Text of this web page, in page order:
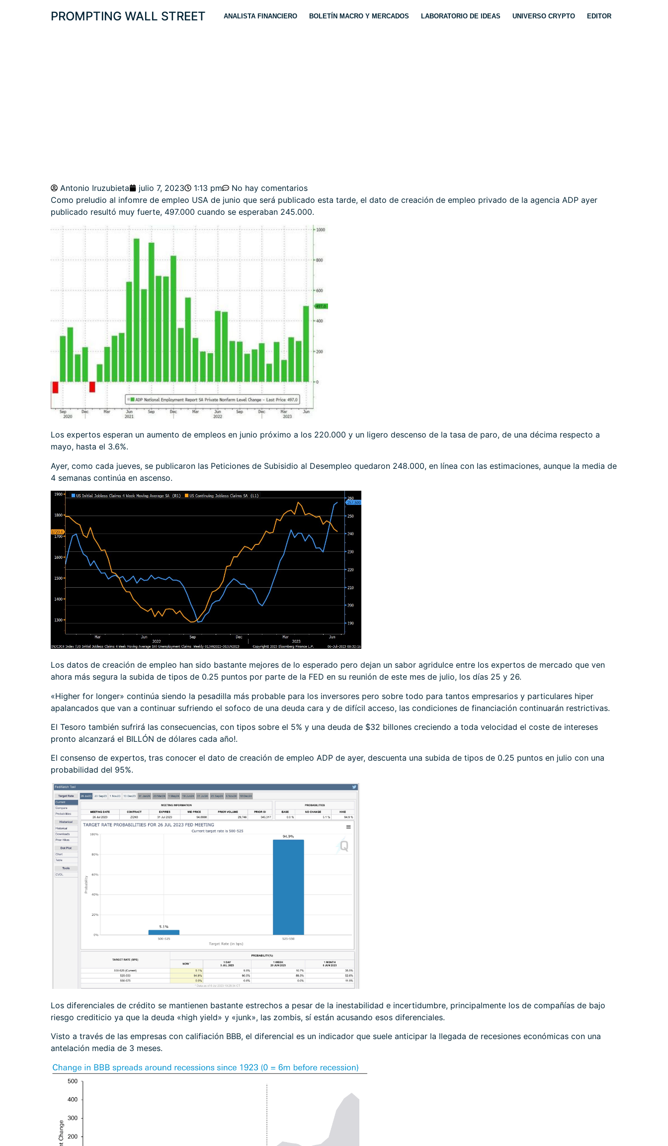
PROMPTING WALL STREET ANALISTA FINANCIERO BOLETÍN MACRO Y MERCADOS LABORATORIO DE IDEAS UNIVERSO CRYPTO EDITOR
Antonio Iruzubieta julio 7, 2023 1:13 pm
No hay comentarios
Como preludio al infomre de empleo USA de junio que será publicado esta tarde, el dato de creación de empleo privado de la agencia ADP ayer
publicado resultó muy fuerte, 497.000 cuando se esperaban 245.000.
Los expertos esperan un aumento de empleos en junio próximo a los 220.000 y un ligero descenso de la tasa de paro, de una décima respecto a
mayo, hasta el 3.6%.
Ayer, como cada jueves, se publicaron las Peticiones de Subisidio al Desempleo quedaron 248.000, en línea con las estimaciones, aunque la media de
4 semanas continúa en ascenso.
Los datos de creación de empleo han sido bastante mejores de lo esperado pero dejan un sabor agridulce entre los expertos de mercado que ven
ahora más segura la subida de tipos de 0.25 puntos por parte de la FED en su reunión de este mes de julio, los días 25 y 26.
«Higher for longer» continúa siendo la pesadilla más probable para los inversores pero sobre todo para tantos empresarios y particulares hiper
apalancados que van a continuar sufriendo el sofoco de una deuda cara y de difícil acceso, las condiciones de financiación continuarán restrictivas.
El Tesoro también sufrirá las consecuencias, con tipos sobre el 5% y una deuda de $32 billones creciendo a toda velocidad el coste de intereses
pronto alcanzará el BILLÓN de dólares cada año!.
El consenso de expertos, tras conocer el dato de creación de empleo ADP de ayer, descuenta una subida de tipos de 0.25 puntos en julio con una
probabilidad del 95%.
Los diferenciales de crédito se mantienen bastante estrechos a pesar de la inestabilidad e incertidumbre, principalmente los de compañías de bajo
riesgo crediticio ya que la deuda «high yield» y «junk», las zombis, sí están acusando esos diferenciales.
Visto a través de las empresas con califiación BBB, el diferencial es un indicador que suele anticipar la llegada de recesiones económicas con una
antelación media de 3 meses.